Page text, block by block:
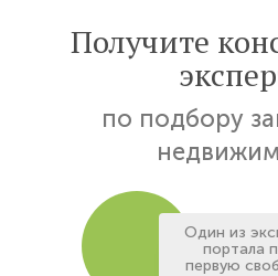
Получите
по подбору
Один из
портала
первую